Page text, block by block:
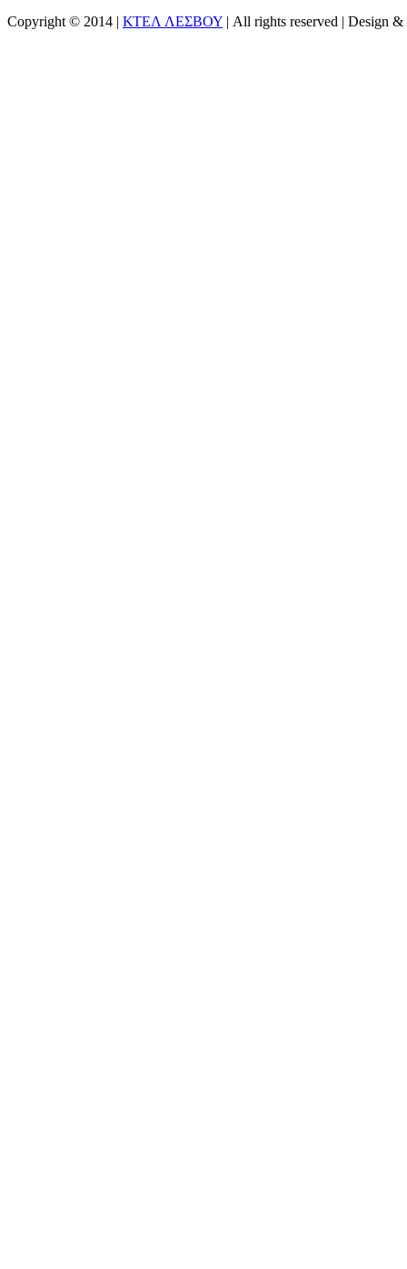
Copyright © 2014 | ΚΤΕΛ ΛΕΣΒΟΥ | All rights reserved | Design &